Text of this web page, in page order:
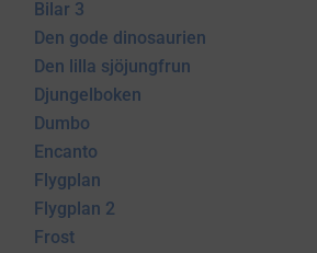
Bilar 3
Den gode dinosaurien
Den lilla sjöjungfrun
Djungelboken
Dumbo
Encanto
Flygplan
Flygplan 2
Frost